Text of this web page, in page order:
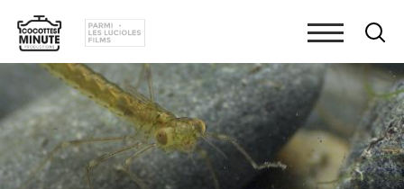
contenu
principal